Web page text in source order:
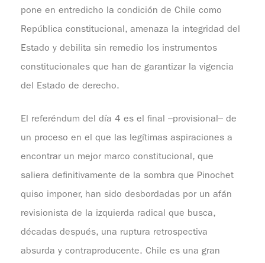
pone en entredicho la condición de Chile como
República constitucional, amenaza la integridad del
Estado y debilita sin remedio los instrumentos
constitucionales que han de garantizar la vigencia
del Estado de derecho.
El referéndum del día 4 es el final –provisional– de
un proceso en el que las legítimas aspiraciones a
encontrar un mejor marco constitucional, que
saliera definitivamente de la sombra que Pinochet
quiso imponer, han sido desbordadas por un afán
revisionista de la izquierda radical que busca,
décadas después, una ruptura retrospectiva
absurda y contraproducente. Chile es una gran